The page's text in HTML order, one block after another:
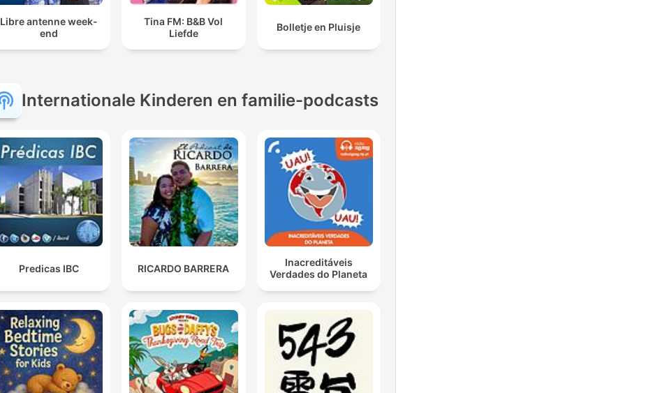
Libre antenne week-
end
Tina FM: B&B Vol
Liefde
Bolletje en Pluisje
Internationale Kinderen en familie-podcasts
Predicas IBC RICARDO BARRERA
Inacreditáveis
Verdades do Planeta